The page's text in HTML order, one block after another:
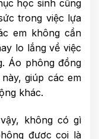
học sinh cũng
trong việc lựa
em không cần
lo lắng về việc
Áo phông đồng
giúp các em
khác.
không có gì
được coi là